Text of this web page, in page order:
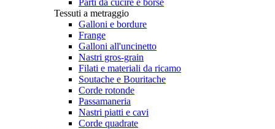
Parti da cucire e borse
Tessuti a metraggio
Galloni e bordure
Frange
Galloni all'uncinetto
Nastri gros-grain
Filati e materiali da ricamo
Soutache e Bouritache
Corde rotonde
Passamaneria
Nastri piatti e cavi
Corde quadrate